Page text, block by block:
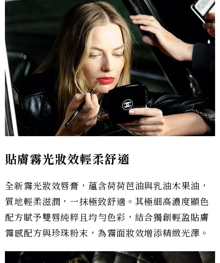
貼膚霧光妝效輕柔舒適
全新霧光妝效唇膏，蘊含荷荷芭油與乳油木果油，
質地輕柔滋潤，一抹極致舒適。其極細高濃度顯色
配方賦予雙唇純粹且均勻色彩，結合獨創輕盈貼膚
霧感配方與珍珠粉末，為霧面妝效增添精緻光澤。